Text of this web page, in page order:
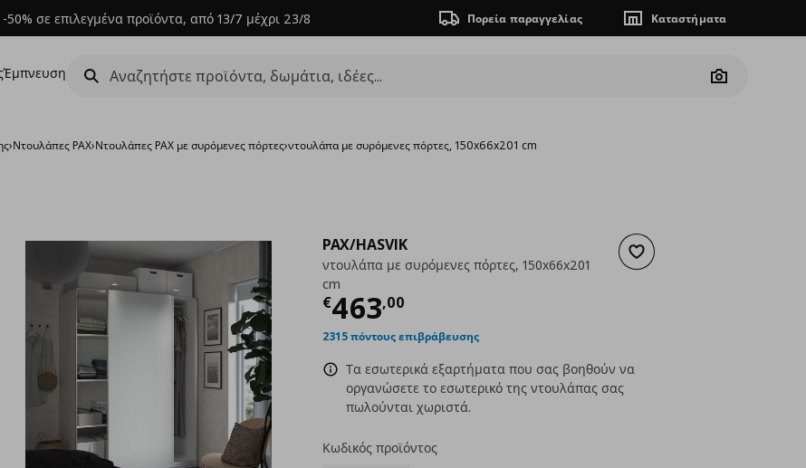
50% σε επιλεγμένα προϊόντα, από 13/7 μέχρι 23/8 Πορεία παραγγελίας Καταστήματα
Έμπνευση
Camera
›Ντουλάπες PAX›Ντουλάπες PAX με συρόμενες πόρτες›ντουλάπα με συρόμενες πόρτες, 150x66x201 cm
Προσθήκη στα αγαπημένα
PAX/HASVIK
ντουλάπα με συρόμενες πόρτες, 150x66x201
cm
€463,00
Τρέχουσα τιμή
2315 πόντους επιβράβευσης
Τα εσωτερικά εξαρτήματα που σας βοηθούν να
οργανώσετε το εσωτερικό της ντουλάπας σας
πωλούνται χωριστά.
Κωδικός προϊόντος